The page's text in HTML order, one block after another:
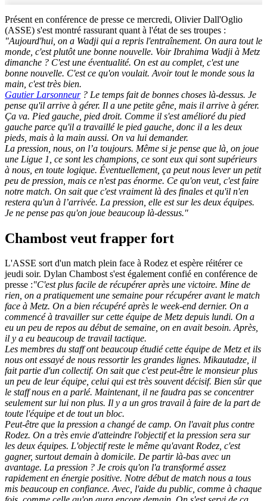
Présent en conférence de presse ce mercredi, Olivier Dall'Oglio
(ASSE) s'est montré rassurant quant à l'état de ses troupes :
"Aujourd'hui, on a Wadji qui a repris l'entraînement. On aura tout le
monde, c'est plutôt une bonne nouvelle. Voir Ibrahima Wadji à Metz
dimanche ? C'est une éventualité. On est au complet, c'est une
bonne nouvelle. C'est ce qu'on voulait. Avoir tout le monde sous la
main, c'est très bien.
Gautier Larsonneur? Le temps fait de bonnes choses là-dessus. Je
pense qu'il arrive à gérer. Il a une petite gêne, mais il arrive à gérer.
Ça va. Pied gauche, pied droit. Comme il s'est amélioré du pied
gauche parce qu'il a travaillé le pied gauche, donc il a les deux
pieds, mais à la main aussi. On va lui demander.
La pression, nous, on l’a toujours. Même si je pense que là, on joue
une Ligue 1, ce sont les champions, ce sont eux qui sont supérieurs
à nous, en toute logique. Éventuellement, ça peut nous lever un petit
peu de pression, mais ce n'est pas énorme. Ce qu'on veut, c'est faire
notre match. On sait que c'est vraiment là des finales et qu'il n'en
restera qu'un à l’arrivée. La pression, elle est sur les deux équipes.
Je ne pense pas qu'on joue beaucoup là-dessus."
Chambost veut frapper fort
L'ASSE sort d'un match plein face à Rodez et espère réitérer ce
jeudi soir. Dylan Chambost s'est également confié en conférence de
presse :"C'est plus facile de récupérer après une victoire. Mine de
rien, on a pratiquement une semaine pour récupérer avant le match
face à Metz. On a bien récupéré après le week-end dernier. On a
commencé à travailler sur cette équipe de Metz depuis lundi. On a
eu un peu de repos au début de semaine, on en avait besoin. Après,
il y a eu beaucoup de travail tactique.
Les membres du staff ont beaucoup étudié cette équipe de Metz et ils
nous ont essayé de nous ressortir les grandes lignes. Mikautadze, il
fait partie d'un collectif. On sait que c'est peut-être le monsieur plus
un peu de leur équipe, celui qui est très souvent décisif. Bien sûr que
le staff nous en a parlé. Maintenant, il ne faudra pas se concentrer
seulement sur lui non plus. Il y a un gros travail à faire de la part de
toute l'équipe et de tout un bloc.
Peut-être que la pression a changé de camp. On l'avait plus contre
Rodez. On a très envie d'atteindre l'objectif et la pression sera sur
les deux équipes. L'objectif reste le même qu'avant Rodez, c'est
gagner, surtout demain à domicile. De partir là-bas avec un
avantage. La pression ? Je crois qu'on l'a transformé assez
rapidement en énergie positive. Notre début de match nous a tous
mis beaucoup en confiance. Avec, l'aide du public, comme à chaque